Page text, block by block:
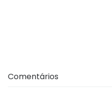
Comentários